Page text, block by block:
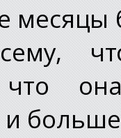
месяцы
что